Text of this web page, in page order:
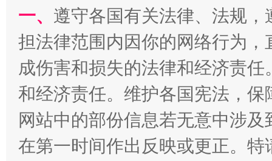
受贿1.44亿！段成刚被判无期 从幼
一、 遵守各国有关法律、法规
担法律范围内因你的网络行为
成伤害和损失的法律和经济责
和经济责任。维护各国宪法，
网站中的部份信息若无意中涉
在第一时间作出反映或更正。